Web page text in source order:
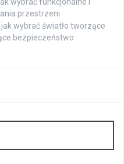
przestrzeni
wybrać światło tworzące
bezpieczeństwo